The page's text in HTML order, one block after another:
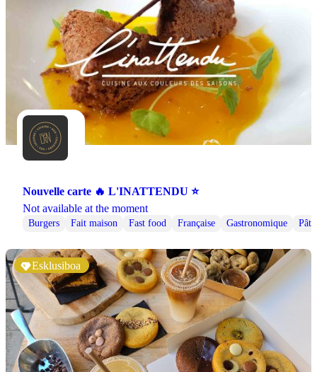
Nouvelle carte 🔥 L'INATTENDU ⭐
Not available at the moment
Burgers Fait maison Fast food Française Gastronomique
Esklusiboa